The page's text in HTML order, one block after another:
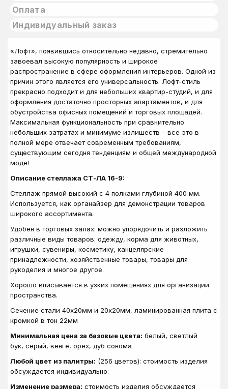
Оплата
Индивидуальный заказ
«Лофт», появившись относительно недавно, стремительно
завоевал высокую популярность и широкое
распространение в сфере оформления интерьеров. Одной из
причин этого является его универсальность. Лофт-стиль
прекрасно подходит и для небольших квартир-студий, и для
оформления достаточно просторных апартаментов, и для
обустройства офисных помещений и торговых площадей.
Максимальная функциональность при сравнительно
небольших затратах и минимуме излишеств – все это в
полной мере отвечает современным требованиям,
существующим сегодня тенденциям и общей международной
моде!
Описание стеллажа СТ-ЛА 16-9:
Стеллаж прямой высокий с 4 полками глубиной 400 мм.
Используется, как органайзер для демонстрации товаров
широкого ассортимента.
Удобен в торговых залах: можно упорядочить и разложить
различные виды товаров: одежду, корма для животных,
игрушки, сувениры, косметику, канцелярские
принадлежности, хозяйственные товары, товары для
рукоделия и многое другое.
Хорошо вписывается в узких помещениях для организации
пространства.
Сечение стали 40х20мм и 20х20мм, ламинированная плита с
кромкой в тон 22мм
Минимальная цена за базовые цвета: белый, светлый
бук, серый, венге, орех, дуб сонома
Любой цвет из палитры: (256 цветов): стоимость изделия
обсуждается индивидуально.
Изменение размера: стоимость изделия обсуждается